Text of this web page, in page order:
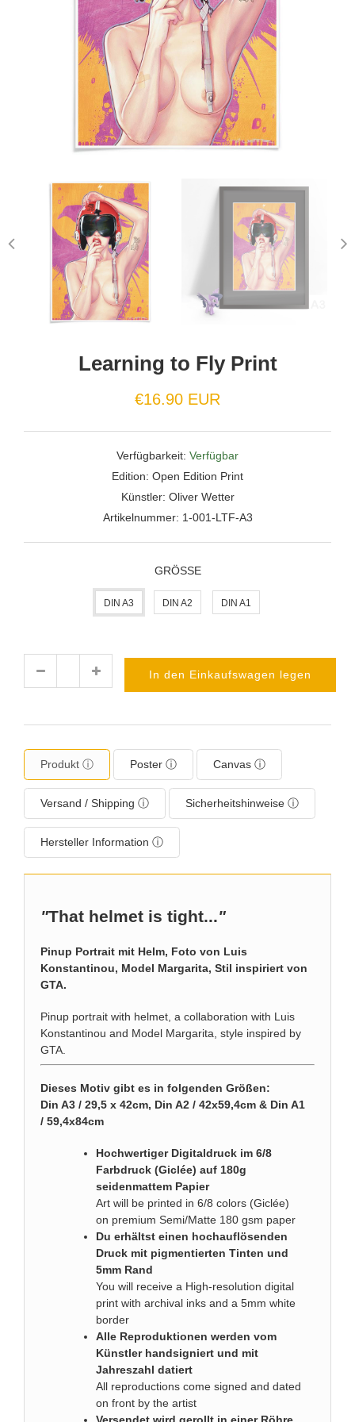
Learning to Fly Print
€16.90 EUR
Verfügbarkeit: Verfügbar
Edition: Open Edition Print
Künstler: Oliver Wetter
Artikelnummer: 1-001-LTF-A3
GRÖSSE
DIN A3 DIN A2 DIN A1
In den Einkaufswagen legen
Produkt ⓘ Poster ⓘ Canvas ⓘ
Versand / Shipping ⓘ Sicherheitshinweise ⓘ
Hersteller Information ⓘ
"That helmet is tight..."
Pinup Portrait mit Helm, Foto von Luis
Konstantinou, Model Margarita, Stil inspiriert von
GTA.
Pinup portrait with helmet, a collaboration with Luis
Konstantinou and Model Margarita, style inspired by
GTA.
Dieses Motiv gibt es in folgenden Größen:
Din A3 / 29,5 x 42cm, Din A2 / 42x59,4cm & Din A1
/ 59,4x84cm
Hochwertiger Digitaldruck im 6/8
Farbdruck (Giclée) auf 180g
seidenmattem Papier
Art will be printed in 6/8 colors (Giclée)
on premium Semi/Matte 180 gsm paper
Du erhältst einen hochauflösenden
Druck mit pigmentierten Tinten und
5mm Rand
You will receive a High-resolution digital
print with archival inks and a 5mm white
border
Alle Reproduktionen werden vom
Künstler handsigniert und mit
Jahreszahl datiert
All reproductions come signed and dated
on front by the artist